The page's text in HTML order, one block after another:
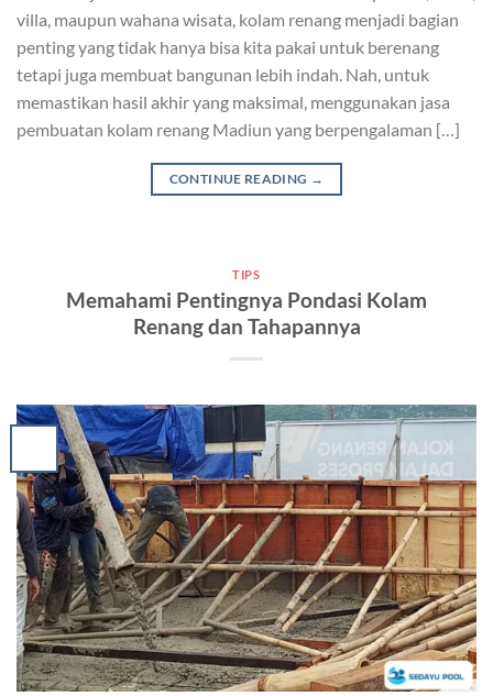
villa, maupun wahana wisata, kolam renang menjadi bagian
penting yang tidak hanya bisa kita pakai untuk berenang
tetapi juga membuat bangunan lebih indah. Nah, untuk
memastikan hasil akhir yang maksimal, menggunakan jasa
pembuatan kolam renang Madiun yang berpengalaman […]
CONTINUE READING →
TIPS
Memahami Pentingnya Pondasi Kolam
Renang dan Tahapannya